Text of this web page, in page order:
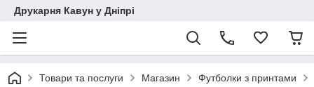
Друкарня Кавун у Дніпрі
Товари та послуги Магазин Футболки з принтами